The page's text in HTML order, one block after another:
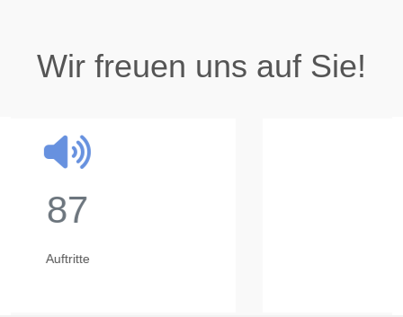
Wir freuen uns auf Sie!